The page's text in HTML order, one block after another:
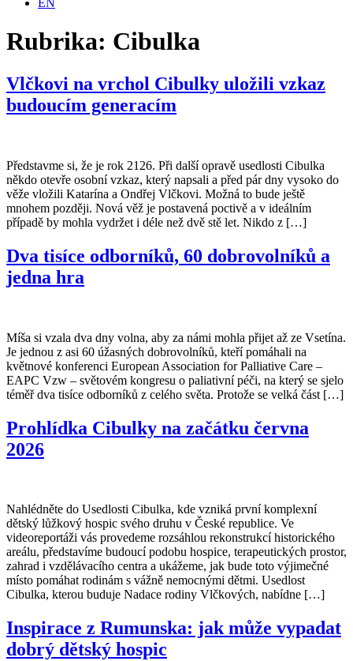
EN
Rubrika: Cibulka
Vlčkovi na vrchol Cibulky uložili vzkaz
budoucím generacím
Představme si, že je rok 2126. Při další opravě usedlosti Cibulka
někdo otevře osobní vzkaz, který napsali a před pár dny vysoko do
věže vložili Katarína a Ondřej Vlčkovi. Možná to bude ještě
mnohem později. Nová věž je postavená poctivě a v ideálním
případě by mohla vydržet i déle než dvě stě let. Nikdo z […]
Dva tisíce odborníků, 60 dobrovolníků a
jedna hra
Míša si vzala dva dny volna, aby za námi mohla přijet až ze Vsetína.
Je jednou z asi 60 úžasných dobrovolníků, kteří pomáhali na
květnové konferenci European Association for Palliative Care –
EAPC Vzw – světovém kongresu o paliativní péči, na který se sjelo
téměř dva tisíce odborníků z celého světa. Protože se velká část […]
Prohlídka Cibulky na začátku června
2026
Nahlédněte do Usedlosti Cibulka, kde vzniká první komplexní
dětský lůžkový hospic svého druhu v České republice. Ve
videoreportáži vás provedeme rozsáhlou rekonstrukcí historického
areálu, představíme budoucí podobu hospice, terapeutických prostor,
zahrad i vzdělávacího centra a ukážeme, jak bude toto výjimečné
místo pomáhat rodinám s vážně nemocnými dětmi. Usedlost
Cibulka, kterou buduje Nadace rodiny Vlčkových, nabídne […]
Inspirace z Rumunska: jak může vypadat
dobrý dětský hospic